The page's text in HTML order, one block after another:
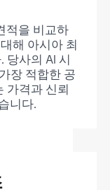
적을 비교하
해 아시아 최
당사의 AI 시
장 적합한 공
가격과 신뢰
니다.